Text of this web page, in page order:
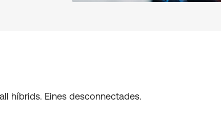
híbrids. Eines desconnectades.